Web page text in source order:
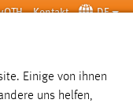
Kontakt DE
SUCHE
Einige von ihnen
uns helfen,